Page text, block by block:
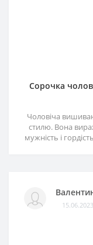
Сорочка
Чоловіча
стилю. Вона
мужність і
15.06.2023